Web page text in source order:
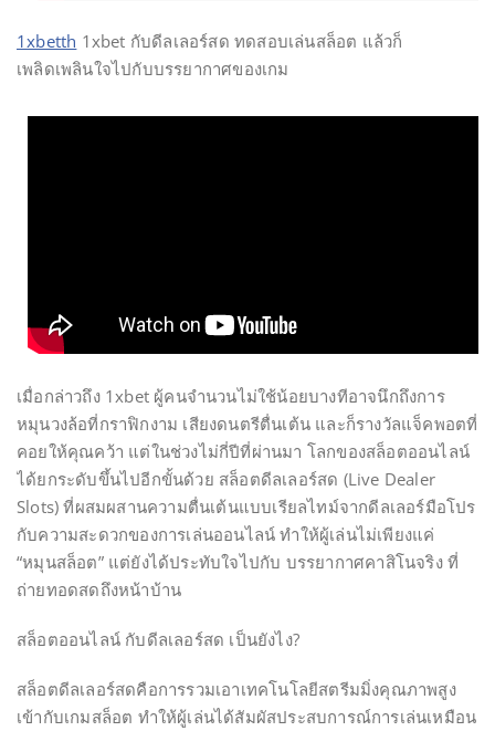
1xbetth 1xbet กับดีลเลอร์สด ทดสอบเล่นสล็อต แล้วก็
เพลิดเพลินใจไปกับบรรยากาศของเกม
เมื่อกล่าวถึง 1xbet ผู้คนจำนวนไม่ใช้น้อยบางทีอาจนึกถึงการ
หมุนวงล้อที่กราฟิกงาม เสียงดนตรีตื่นเต้น และก็รางวัลแจ็คพอตที่
คอยให้คุณคว้า แต่ในช่วงไม่กี่ปีที่ผ่านมา โลกของสล็อตออนไลน์
ได้ยกระดับขึ้นไปอีกขั้นด้วย สล็อตดีลเลอร์สด (Live Dealer
Slots) ที่ผสมผสานความตื่นเต้นแบบเรียลไทม์จากดีลเลอร์มือโปร
กับความสะดวกของการเล่นออนไลน์ ทำให้ผู้เล่นไม่เพียงแค่
“หมุนสล็อต” แต่ยังได้ประทับใจไปกับ บรรยากาศคาสิโนจริง ที่
ถ่ายทอดสดถึงหน้าบ้าน
สล็อตออนไลน์ กับดีลเลอร์สด เป็นยังไง?
สล็อตดีลเลอร์สดคือการรวมเอาเทคโนโลยีสตรีมมิ่งคุณภาพสูง
เข้ากับเกมสล็อต ทำให้ผู้เล่นได้สัมผัสประสบการณ์การเล่นเหมือน